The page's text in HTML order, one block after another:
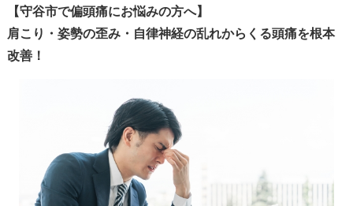
【守谷市で偏頭痛にお悩みの方へ】
肩こり・姿勢の歪み・自律神経の乱れからくる頭痛を根本
改善！